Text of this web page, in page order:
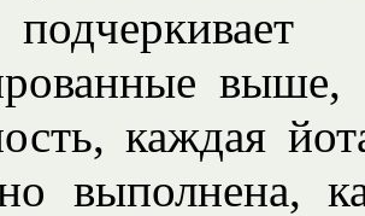
каждая
выполнена,